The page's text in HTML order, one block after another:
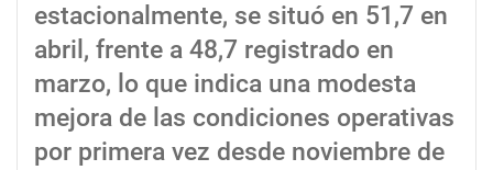
estacionalmente, se situó en 51,7 en
abril, frente a 48,7 registrado en
marzo, lo que indica una modesta
mejora de las condiciones operativas
por primera vez desde noviembre de